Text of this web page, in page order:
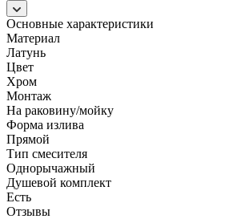
Основные характеристики
Материал
Латунь
Цвет
Хром
Монтаж
На раковину/мойку
Форма излива
Прямой
Тип смесителя
Однорычажный
Душевой комплект
Есть
Отзывы